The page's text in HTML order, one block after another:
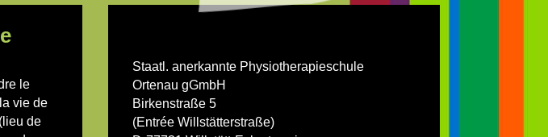
le
vie de
de
Staatl. anerkannte Physiotherapieschule
Ortenau gGmbH
Birkenstraße 5
(Entrée Willstätterstraße)